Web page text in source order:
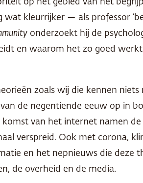
op het gebied van het
wat kleurrijker — als professor
onderzoekt hij de
en waarom het zo goed
zoals wij die kennen
de negentiende eeuw op in
van het internet namen
verspreid. Ook met corona,
en het nepnieuws die deze
de overheid en de media.